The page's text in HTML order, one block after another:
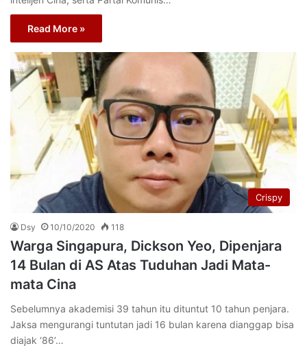
Read More »
Crispy
Dsy 10/10/2020 118
Warga Singapura, Dickson Yeo, Dipenjara
14 Bulan di AS Atas Tuduhan Jadi Mata-
mata Cina
Sebelumnya akademisi 39 tahun itu dituntut 10 tahun penjara.
Jaksa mengurangi tuntutan jadi 16 bulan karena dianggap bisa
diajak ‘86’…